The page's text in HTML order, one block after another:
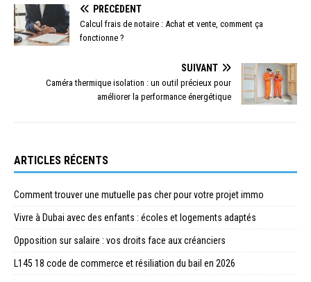
PRÉCÉDENT
Calcul frais de notaire : Achat et vente, comment ça
fonctionne ?
SUIVANT
Caméra thermique isolation : un outil précieux pour
améliorer la performance énergétique
ARTICLES RÉCENTS
Comment trouver une mutuelle pas cher pour votre projet immo
Vivre à Dubai avec des enfants : écoles et logements adaptés
Opposition sur salaire : vos droits face aux créanciers
L145 18 code de commerce et résiliation du bail en 2026